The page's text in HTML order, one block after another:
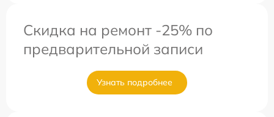
Скидка на ремонт -25% по
предварительной записи
Узнать подробнее